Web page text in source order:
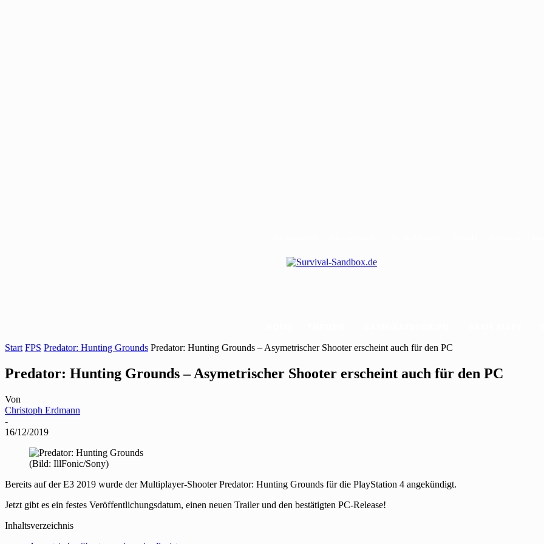
Start FPS Predator: Hunting Grounds Predator: Hunting Grounds – Asymetrischer Shooter erscheint auch für den PC
Predator: Hunting Grounds – Asymetrischer Shooter erscheint auch für den PC
Von
Christoph Erdmann
-
16/12/2019
(Bild: IllFonic/Sony)
Bereits auf der E3 2019 wurde der Multiplayer-Shooter Predator: Hunting Grounds für die PlayStation 4 angekündigt.
Jetzt gibt es ein festes Veröffentlichungsdatum, einen neuen Trailer und den bestätigten PC-Release!
Inhaltsverzeichnis